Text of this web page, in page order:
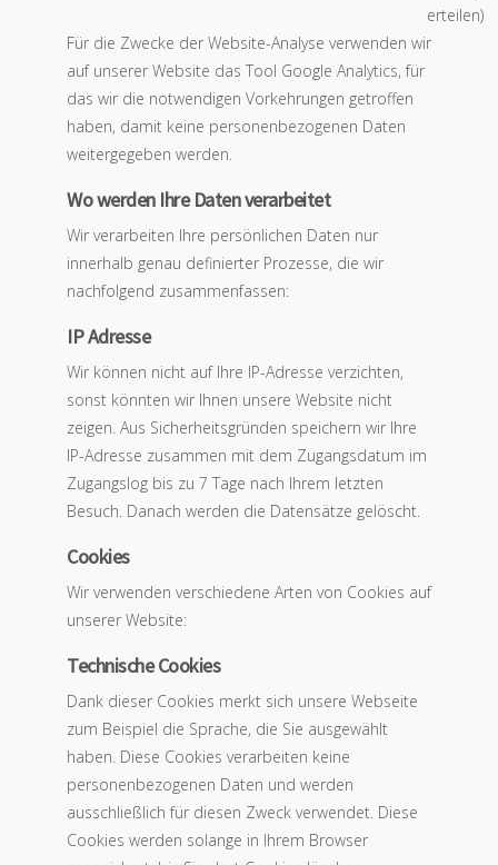
erteilen)
Für die Zwecke der Website-Analyse verwenden wir
auf unserer Website das Tool Google Analytics, für
das wir die notwendigen Vorkehrungen getroffen
haben, damit keine personenbezogenen Daten
weitergegeben werden.
Wo werden Ihre Daten verarbeitet
Wir verarbeiten Ihre persönlichen Daten nur
innerhalb genau definierter Prozesse, die wir
nachfolgend zusammenfassen:
IP Adresse
Wir können nicht auf Ihre IP-Adresse verzichten,
sonst könnten wir Ihnen unsere Website nicht
zeigen. Aus Sicherheitsgründen speichern wir Ihre
IP-Adresse zusammen mit dem Zugangsdatum im
Zugangslog bis zu 7 Tage nach Ihrem letzten
Besuch. Danach werden die Datensätze gelöscht.
Cookies
Wir verwenden verschiedene Arten von Cookies auf
unserer Website:
Technische Cookies
Dank dieser Cookies merkt sich unsere Webseite
zum Beispiel die Sprache, die Sie ausgewählt
haben. Diese Cookies verarbeiten keine
personenbezogenen Daten und werden
ausschließlich für diesen Zweck verwendet. Diese
Cookies werden solange in Ihrem Browser